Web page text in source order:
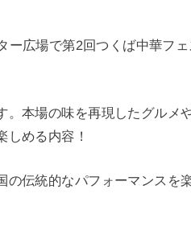
広場で第2回つくば中華フ
本場の味を再現したグルメ
しめる内容！
伝統的なパフォーマンスを